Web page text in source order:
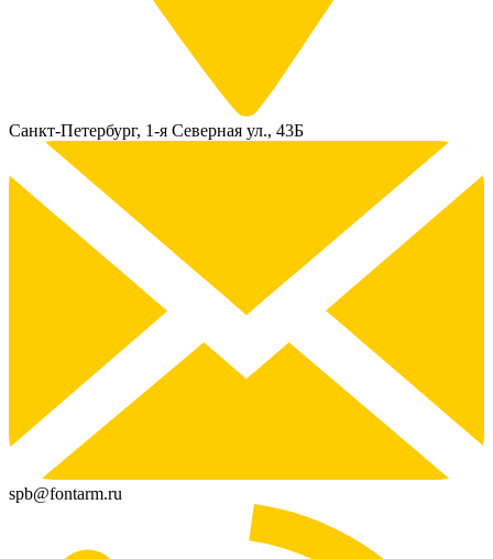
Санкт-Петербург, 1-я Северная ул., 43Б
spb@fontarm.ru